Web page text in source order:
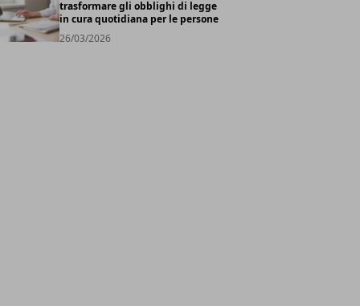
trasformare gli obblighi di legge
in cura quotidiana per le persone
26/03/2026